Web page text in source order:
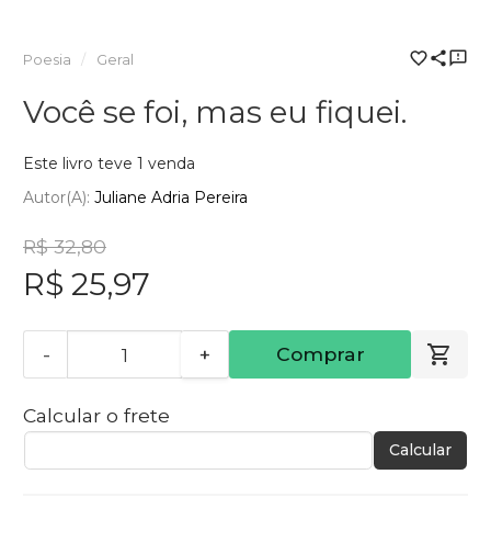
Poesia Geral
Você se foi, mas eu fiquei.
Este livro teve 1 venda
Autor(a): Juliane Adria Pereira
R$ 32,80
R$ 25,97
- + Comprar
Calcular o frete
Calcular